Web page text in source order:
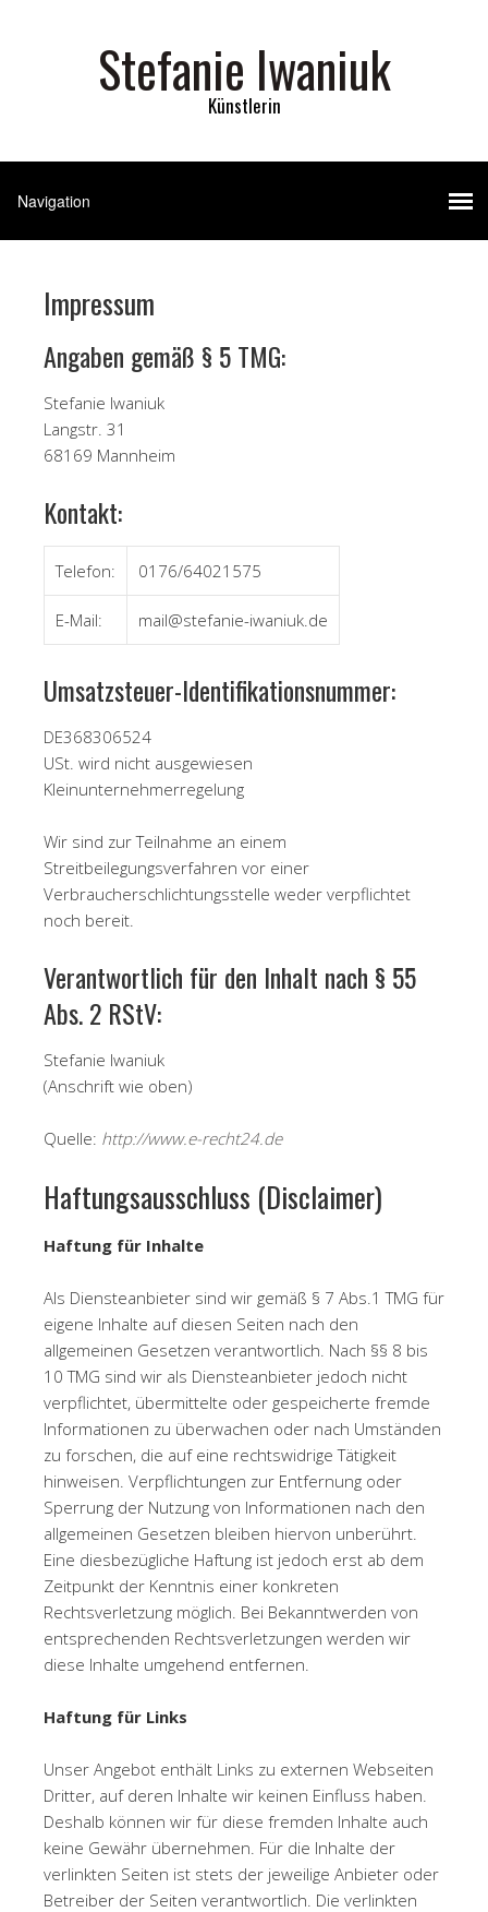
Stefanie Iwaniuk
Künstlerin
Impressum
Angaben gemäß § 5 TMG:
Stefanie Iwaniuk
Langstr. 31
68169 Mannheim
Kontakt:
Telefon: 0176/64021575
E-Mail: mail@stefanie-iwaniuk.de
Umsatzsteuer-Identifikationsnummer:
DE368306524
USt. wird nicht ausgewiesen
Kleinunternehmerregelung
Wir sind zur Teilnahme an einem
Streitbeilegungsverfahren vor einer
Verbraucherschlichtungsstelle weder verpflichtet
noch bereit.
Verantwortlich für den Inhalt nach § 55
Abs. 2 RStV:
Stefanie Iwaniuk
(Anschrift wie oben)
Quelle: http://www.e-recht24.de
Haftungsausschluss (Disclaimer)
Haftung für Inhalte
Als Diensteanbieter sind wir gemäß § 7 Abs.1 TMG für
eigene Inhalte auf diesen Seiten nach den
allgemeinen Gesetzen verantwortlich. Nach §§ 8 bis
10 TMG sind wir als Diensteanbieter jedoch nicht
verpflichtet, übermittelte oder gespeicherte fremde
Informationen zu überwachen oder nach Umständen
zu forschen, die auf eine rechtswidrige Tätigkeit
hinweisen. Verpflichtungen zur Entfernung oder
Sperrung der Nutzung von Informationen nach den
allgemeinen Gesetzen bleiben hiervon unberührt.
Eine diesbezügliche Haftung ist jedoch erst ab dem
Zeitpunkt der Kenntnis einer konkreten
Rechtsverletzung möglich. Bei Bekanntwerden von
entsprechenden Rechtsverletzungen werden wir
diese Inhalte umgehend entfernen.
Haftung für Links
Unser Angebot enthält Links zu externen Webseiten
Dritter, auf deren Inhalte wir keinen Einfluss haben.
Deshalb können wir für diese fremden Inhalte auch
keine Gewähr übernehmen. Für die Inhalte der
verlinkten Seiten ist stets der jeweilige Anbieter oder
Betreiber der Seiten verantwortlich. Die verlinkten